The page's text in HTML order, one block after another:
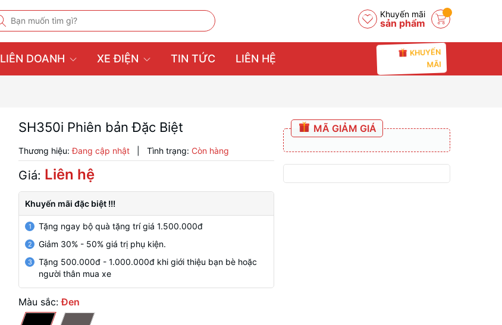
Khuyến mãi
sản phẩm
LIÊN DOANH XE ĐIỆN TIN TỨC LIÊN HỆ KHUYẾN
MÃI
SH350i Phiên bản Đặc Biệt
Thương hiệu: Đang cập nhật Tình trạng: Còn hàng
Giá: Liên hệ
Khuyến mãi đặc biệt !!!
1 Tặng ngay bộ quà tặng trí giá 1.500.000đ
2 Giảm 30% - 50% giá trị phụ kiện.
3
Tặng 500.000đ - 1.000.000đ khi giới thiệu bạn bè hoặc
người thân mua xe
Màu sắc:Đen
MÃ GIẢM GIÁ